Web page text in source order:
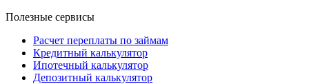
Полезные сервисы
Расчет переплаты по займам
Кредитный калькулятор
Ипотечный калькулятор
Депозитный калькулятор